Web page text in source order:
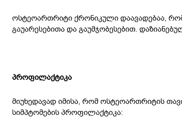
ოსტეოართრიტი ქრონიკული დაავადებაა,
გაუარესებითა და გაუმჯობესებით.
პროფილაქტიკა
მიუხედავად იმისა, რომ ოსტეოართრიტის
სიმპტომების პროფილაქტიკა: